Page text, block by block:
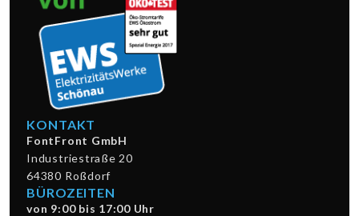
KONTAKT
FontFront GmbH
Industriestraße 20
64380 Roßdorf
BÜROZEITEN
von 9:00 bis 17:00 Uhr